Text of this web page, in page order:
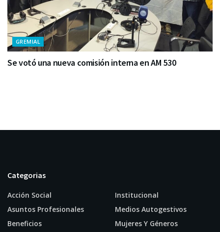
GREMIAL
Se votó una nueva comisión interna en AM 530
Categorias
Acción Social
Asuntos Profesionales
Beneficios
Institucional
Medios Autogestivos
Mujeres Y Géneros